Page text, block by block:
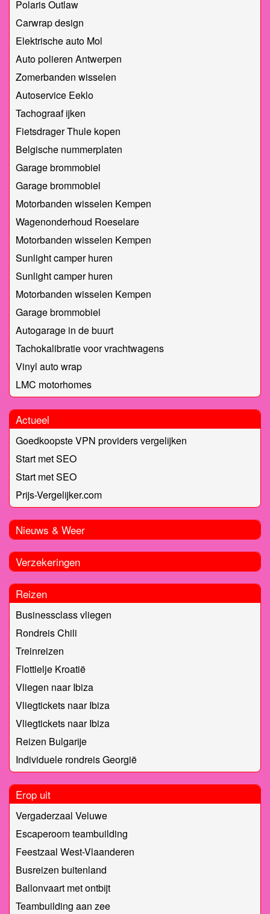
Polaris Outlaw
Carwrap design
Elektrische auto Mol
Auto polieren Antwerpen
Zomerbanden wisselen
Autoservice Eeklo
Tachograaf ijken
Fietsdrager Thule kopen
Belgische nummerplaten
Garage brommobiel
Garage brommobiel
Motorbanden wisselen Kempen
Wagenonderhoud Roeselare
Motorbanden wisselen Kempen
Sunlight camper huren
Sunlight camper huren
Motorbanden wisselen Kempen
Garage brommobiel
Autogarage in de buurt
Tachokalibratie voor vrachtwagens
Vinyl auto wrap
LMC motorhomes
Actueel
Goedkoopste VPN providers vergelijken
Start met SEO
Start met SEO
Prijs-Vergelijker.com
Nieuws & Weer
Verzekeringen
Reizen
Businessclass vliegen
Rondreis Chili
Treinreizen
Flottielje Kroatië
Vliegen naar Ibiza
Vliegtickets naar Ibiza
Vliegtickets naar Ibiza
Reizen Bulgarije
Individuele rondreis Georgië
Erop uit
Vergaderzaal Veluwe
Escaperoom teambuilding
Feestzaal West-Vlaanderen
Busreizen buitenland
Ballonvaart met ontbijt
Teambuilding aan zee